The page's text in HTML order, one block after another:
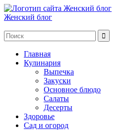
Женский блог
Главная
Кулинария
Выпечка
Закуски
Основное блюдо
Салаты
Десерты
Здоровье
Сад и огород